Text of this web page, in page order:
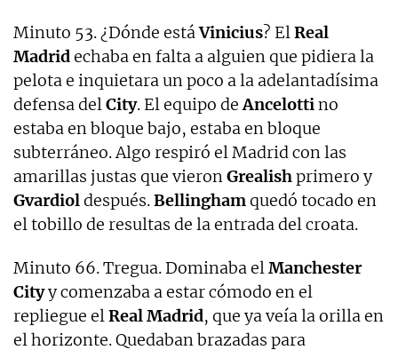
Minuto 53. ¿Dónde estáVinicius? ElReal
Madridechaba en falta a alguien que pidiera la
pelota e inquietara un poco a la adelantadísima
defensa delCity. El equipo deAncelottino
estaba en bloque bajo, estaba en bloque
subterráneo. Algo respiró el Madrid con las
amarillas justas que vieronGrealishprimero y
Gvardioldespués.Bellinghamquedó tocado en
el tobillo de resultas de la entrada del croata.
Minuto 66. Tregua. Dominaba elManchester
Cityy comenzaba a estar cómodo en el
repliegue elReal Madrid, que ya veía la orilla en
el horizonte. Quedaban brazadas para